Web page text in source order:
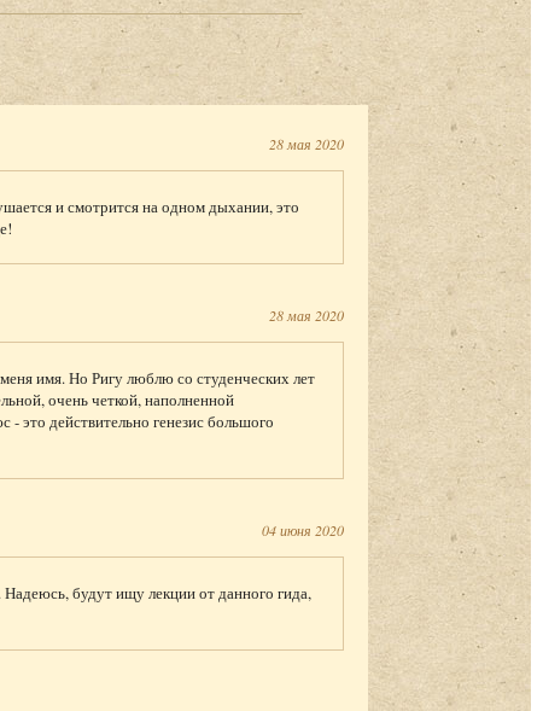
28 мая 2020
и смотрится на одном дыхании, это
28 мая 2020
имя. Но Ригу люблю со студенческих лет
очень четкой, наполненной
это действительно генезис большого
04 июня 2020
будут ищу лекции от данного гида,